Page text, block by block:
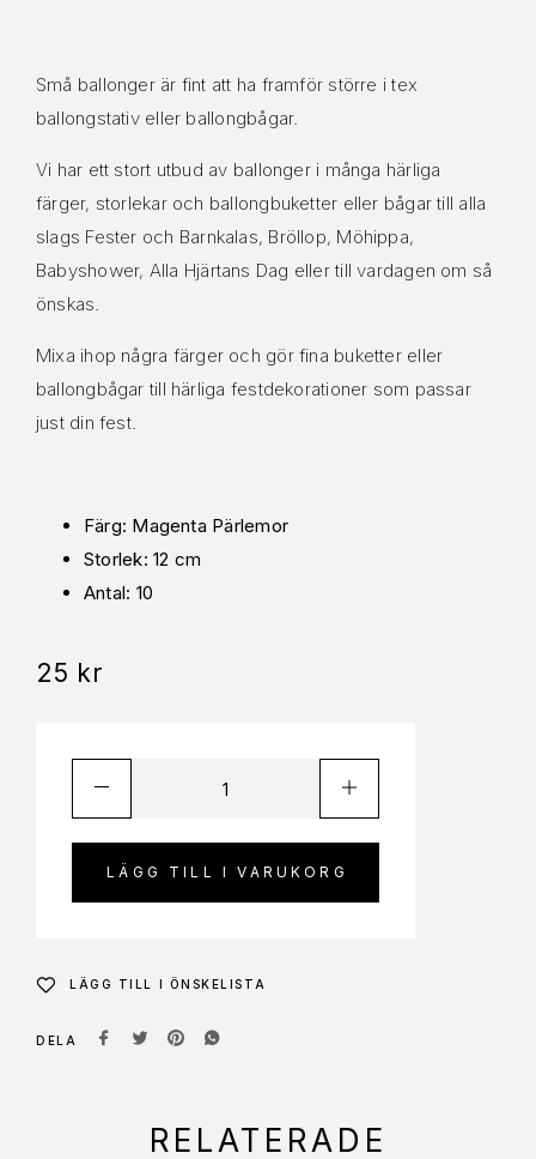
Små ballonger är fint att ha framför större i tex
ballongstativ eller ballongbågar.
Vi har ett stort utbud av ballonger i många härliga
färger, storlekar och ballongbuketter eller bågar till alla
slags Fester och Barnkalas, Bröllop, Möhippa,
Babyshower, Alla Hjärtans Dag eller till vardagen om så
önskas.
Mixa ihop några färger och gör fina buketter eller
ballongbågar till härliga festdekorationer som passar
just din fest.
Färg: Magenta Pärlemor
Storlek: 12 cm
Antal: 10
25 kr
LÄGG TILL I VARUKORG
LÄGG TILL I ÖNSKELISTA
DELA
RELATERADE